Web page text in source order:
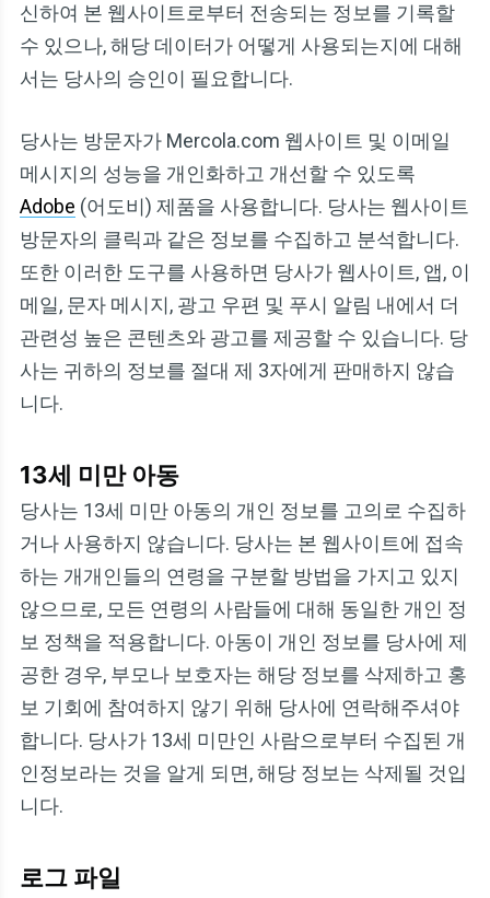
신하여 본 웹사이트로부터 전송되는 정보를 기록할
수 있으나, 해당 데이터가 어떻게 사용되는지에 대해
서는 당사의 승인이 필요합니다.
당사는 방문자가 Mercola.com 웹사이트 및 이메일
메시지의 성능을 개인화하고 개선할 수 있도록
Adobe (어도비) 제품을 사용합니다. 당사는 웹사이트
방문자의 클릭과 같은 정보를 수집하고 분석합니다.
또한 이러한 도구를 사용하면 당사가 웹사이트, 앱, 이
메일, 문자 메시지, 광고 우편 및 푸시 알림 내에서 더
관련성 높은 콘텐츠와 광고를 제공할 수 있습니다. 당
사는 귀하의 정보를 절대 제 3자에게 판매하지 않습
니다.
13세 미만 아동
당사는 13세 미만 아동의 개인 정보를 고의로 수집하
거나 사용하지 않습니다. 당사는 본 웹사이트에 접속
하는 개개인들의 연령을 구분할 방법을 가지고 있지
않으므로, 모든 연령의 사람들에 대해 동일한 개인 정
보 정책을 적용합니다. 아동이 개인 정보를 당사에 제
공한 경우, 부모나 보호자는 해당 정보를 삭제하고 홍
보 기회에 참여하지 않기 위해 당사에 연락해주셔야
합니다. 당사가 13세 미만인 사람으로부터 수집된 개
인정보라는 것을 알게 되면, 해당 정보는 삭제될 것입
니다.
로그 파일